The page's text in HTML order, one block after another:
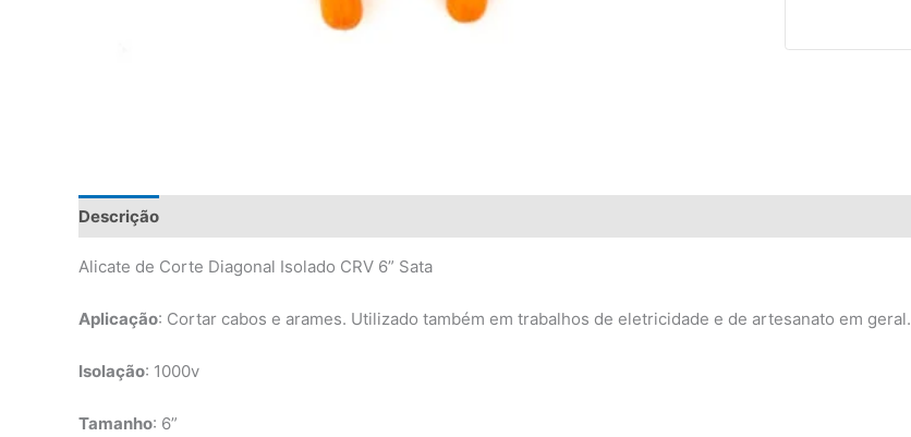
Descrição
Alicate de Corte Diagonal Isolado CRV 6” Sata
Aplicação: Cortar cabos e arames. Utilizado também em trabalhos de eletricidade e de artesanato em geral.
Isolação: 1000v
Tamanho: 6”